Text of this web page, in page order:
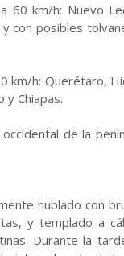
km/h: Nuevo
con posibles
km/h: Querétaro,
y Chiapas.
de la
nublado con
y templado a
Durante la